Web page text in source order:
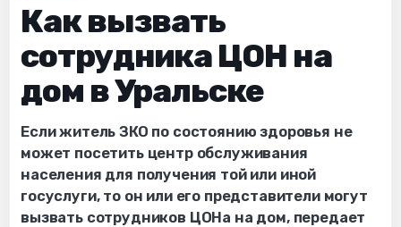
Как вызвать
сотрудника ЦОН на
дом в Уральске
Если житель ЗКО по состоянию здоровья не
может посетить центр обслуживания
населения для получения той или иной
госуслуги, то он или его представители могут
вызвать сотрудников ЦОНа на дом, передает